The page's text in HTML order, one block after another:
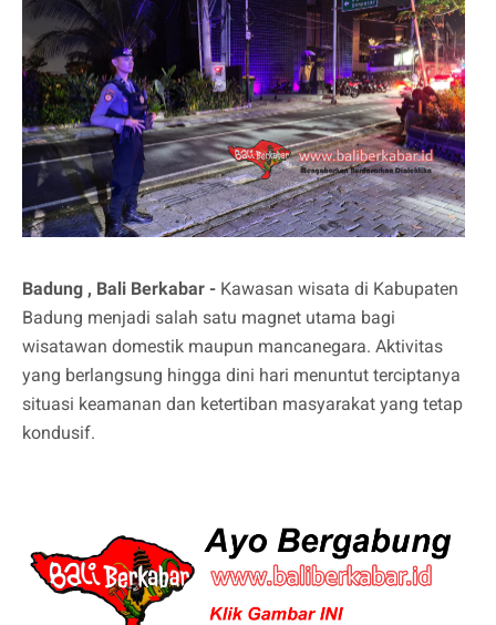
Badung , Bali Berkabar - Kawasan wisata di Kabupaten
Badung menjadi salah satu magnet utama bagi
wisatawan domestik maupun mancanegara. Aktivitas
yang berlangsung hingga dini hari menuntut terciptanya
situasi keamanan dan ketertiban masyarakat yang tetap
kondusif.